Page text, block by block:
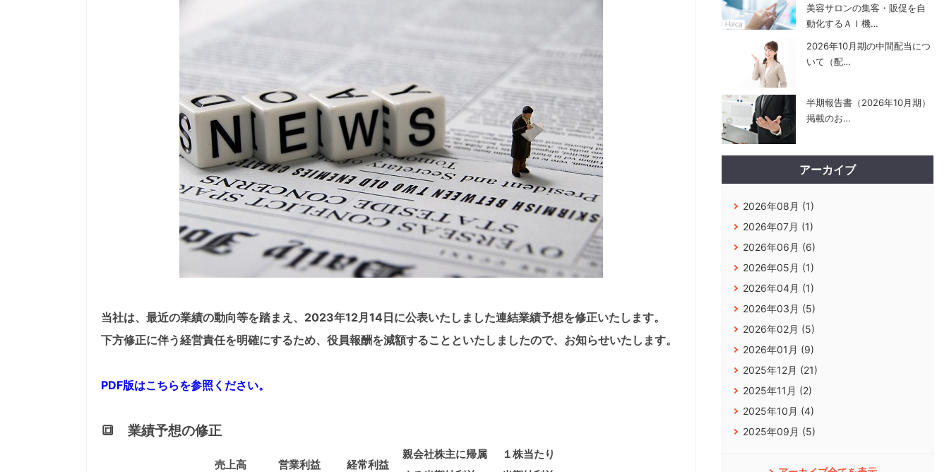
当社は、最近の業績の動向等を踏まえ、2023年12月14日に公表いたしました連結業績予想を修正いたします。
下方修正に伴う経営責任を明確にするため、役員報酬を減額することといたしましたので、お知らせいたします。
PDF版はこちらを参照ください。
🔳 業績予想の修正
売上高 営業利益 経常利益
親会社株主に帰属
１株当たり
美容サロンの集客・販促を自
動化するＡＩ機…
2026年10月期の中間配当につ
いて（配…
半期報告書（2026年10月期）
掲載のお…
アーカイブ
2026年08月 (1)
2026年07月 (1)
2026年06月 (6)
2026年05月 (1)
2026年04月 (1)
2026年03月 (5)
2026年02月 (5)
2026年01月 (9)
2025年12月 (21)
2025年11月 (2)
2025年10月 (4)
2025年09月 (5)